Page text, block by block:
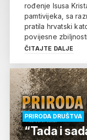
rođenje Isusa
pamtivijeka, sa
pratila hrvatski
povijesne
ČITAJTE DALJE
PRIRODA DRUŠTVA
“Tada i